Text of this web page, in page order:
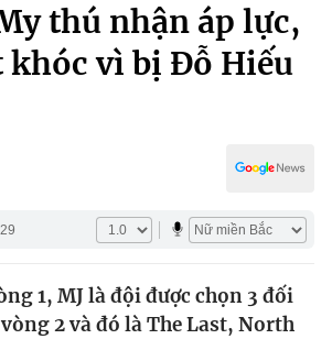
trí
thú nhận áp lực,
khóc vì bị Đỗ Hiếu
1, MJ là đội được chọn 3 đối
2 và đó là The Last, North